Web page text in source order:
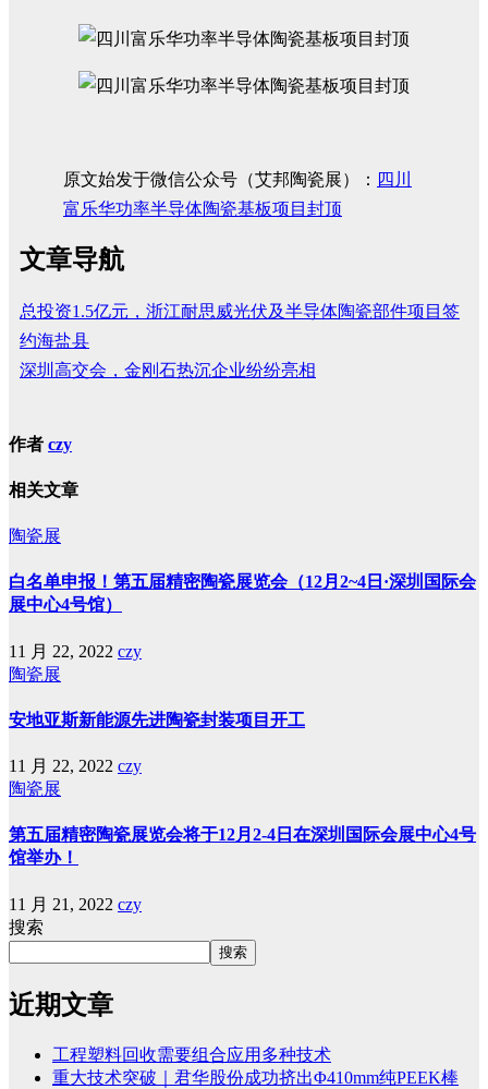
原文始发于微信公众号（艾邦陶瓷展）： 四川
富乐华功率半导体陶瓷基板项目封顶
文章导航
总投资1.5亿元，浙江耐思威​光伏及半导体陶瓷部件项目签
约海盐县
深圳高交会，金刚石热沉企业纷纷亮相
作者 czy
相关文章
陶瓷展
白名单申报！第五届精密陶瓷展览会（12月2~4日·深圳国际会
展中心4号馆）
11 月 22, 2022 czy
陶瓷展
安地亚斯新能源先进陶瓷封装项目开工
11 月 22, 2022 czy
陶瓷展
第五届精密陶瓷展览会将于12月2-4日在深圳国际会展中心4号
馆举办！
11 月 21, 2022 czy
搜索
搜索
近期文章
工程塑料回收需要组合应用多种技术
重大技术突破｜君华股份成功挤出Φ410mm纯PEEK棒